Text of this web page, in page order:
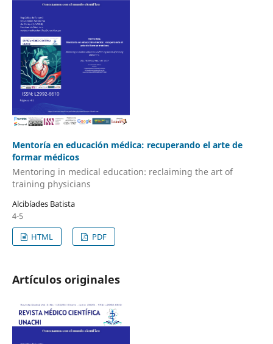
Mentoría en educación médica: recuperando el arte de
formar médicos
Mentoring in medical education: reclaiming the art of
training physicians
Alcibíades Batista
4-5
HTML
PDF
Artículos originales